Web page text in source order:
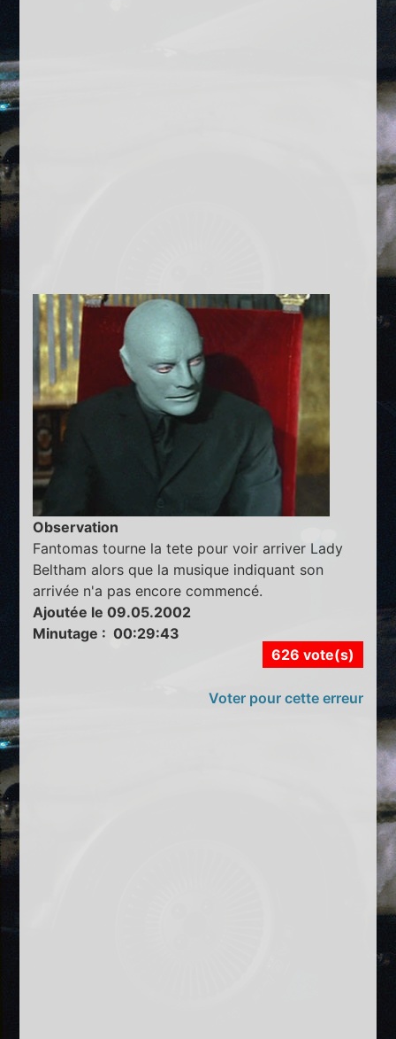
Observation
Fantomas tourne la tete pour voir arriver Lady
Beltham alors que la musique indiquant son
arrivée n'a pas encore commencé.
Ajoutée le 09.05.2002
Minutage : 00:29:43
626 vote(s)
Voter pour cette erreur